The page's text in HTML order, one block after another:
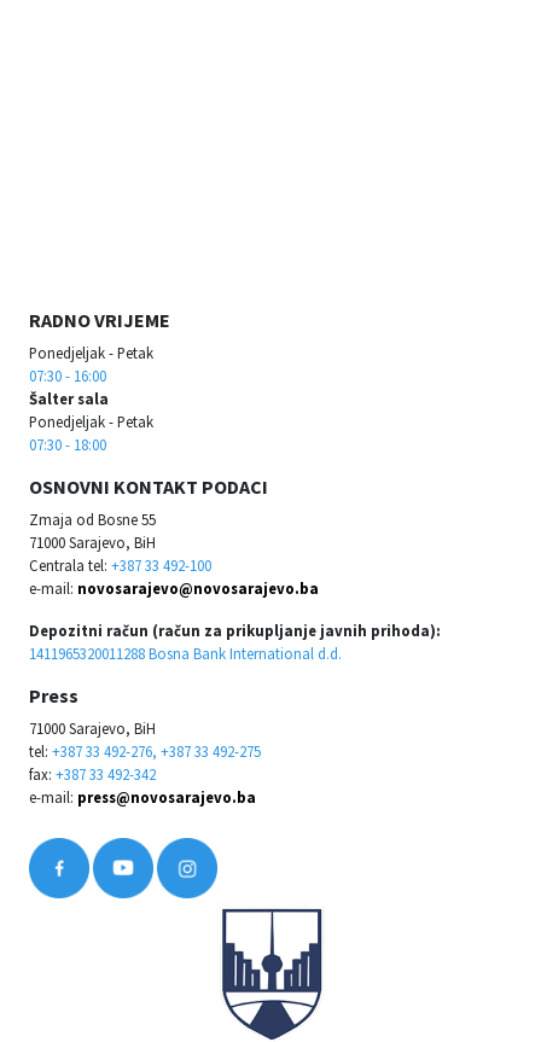
RADNO VRIJEME
Ponedjeljak - Petak
07:30 - 16:00
Šalter sala
Ponedjeljak - Petak
07:30 - 18:00
OSNOVNI KONTAKT PODACI
Zmaja od Bosne 55
71000 Sarajevo, BiH
Centrala tel: +387 33 492-100
e-mail: novosarajevo@novosarajevo.ba
Depozitni račun (račun za prikupljanje javnih prihoda):
1411965320011288 Bosna Bank International d.d.
Press
71000 Sarajevo, BiH
tel: +387 33 492-276, +387 33 492-275
fax: +387 33 492-342
e-mail: press@novosarajevo.ba